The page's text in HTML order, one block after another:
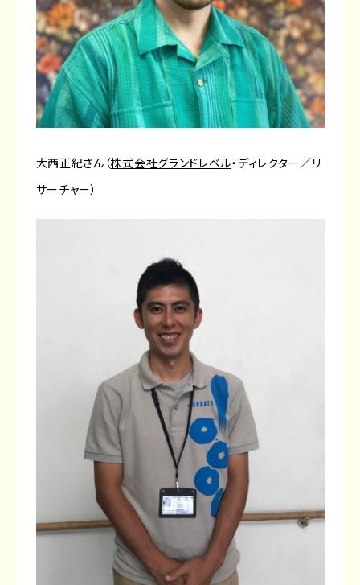
大西正紀さん（株式会社グランドレベル・ディレクター／リ
サーチャー）